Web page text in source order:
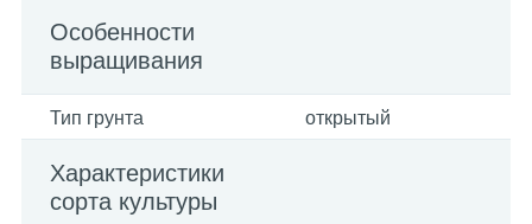
Особенности
выращивания
Тип грунта открытый
Характеристики
сорта культуры